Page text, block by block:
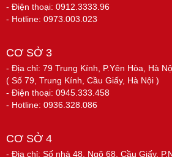
- Điện thoại: 0912.3333.96
- Hotline: 0973.003.023
CƠ SỞ 3
- Địa chỉ: 79 Trung Kính, P.Yên Hòa, Hà
( Số 79, Trung Kính, Cầu Giấy, Hà Nội )
- Điện thoại: 0945.333.458
- Hotline: 0936.328.086
CƠ SỞ 4
- Địa chỉ: Số nhà 48, Ngõ 68, Cầu Giấy,